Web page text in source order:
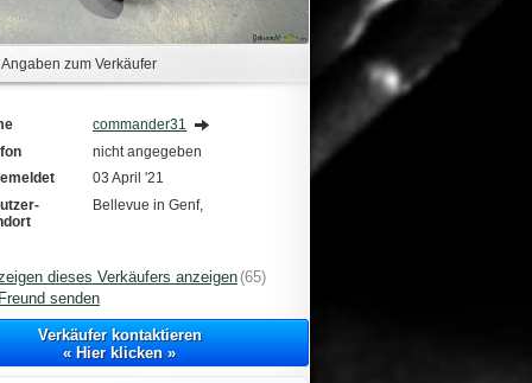
Angaben zum Verkäufer
commander31
nicht angegeben
03 April '21
Bellevue in Genf,
dieses Verkäufers anzeigen (65)
senden
Verkäufer kontaktieren
« Hier klicken »